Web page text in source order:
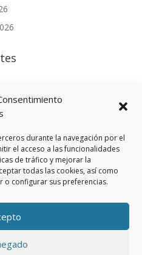
durante la navegación por el
el acceso a las funcionalidades
de tráfico y mejorar la
todas las cookies, así como
o configurar sus preferencias.
tiempo
de privacidad
(UE)
RSS